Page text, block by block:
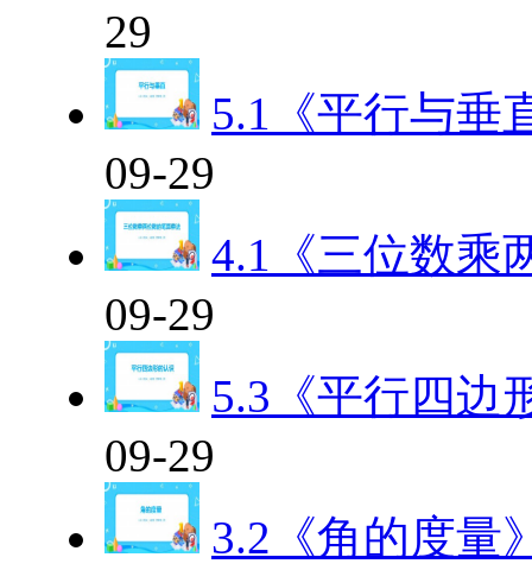
29
5.1《平行与垂
09-29
4.1《三位数乘
09-29
5.3《平行四边
09-29
3.2《角的度量